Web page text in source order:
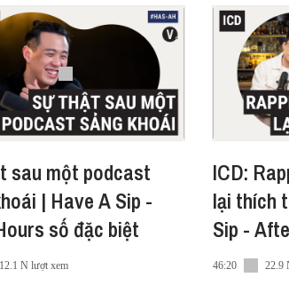
sau một podcast
| Have A Sip -
số đặc biệt
12.1 N lượt xem
ICD:
lại thích
Sip -
46:20 22.9